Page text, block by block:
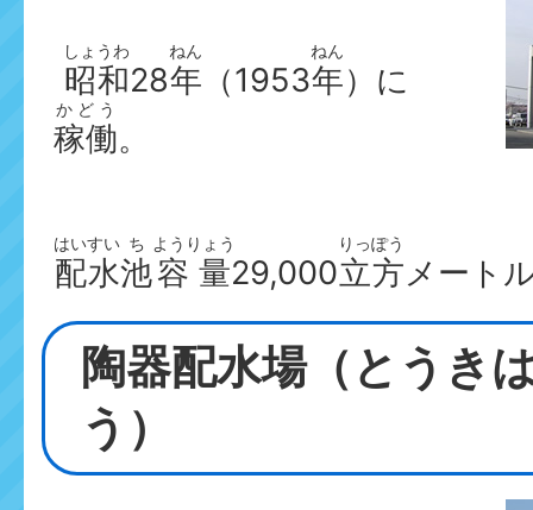
昭和
しょうわ
28年
ねん
（1953年
ねん
）に
稼働
かどう
。
配水
はいすい
池
ち
容量
ようりょう
29,000立方
りっぽう
メート
陶器配水場（とうき
う）